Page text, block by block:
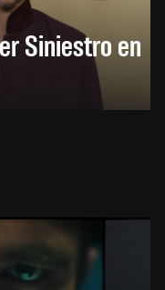
Siniestro en